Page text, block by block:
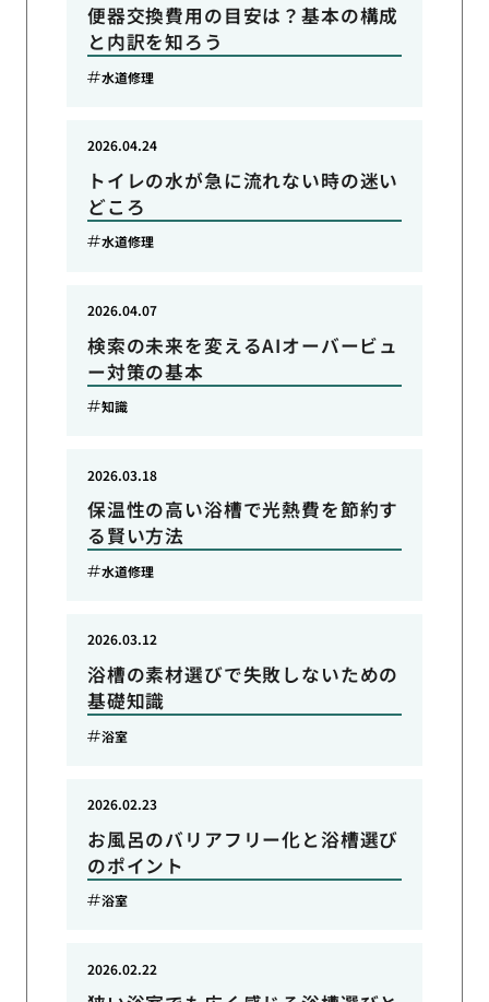
便器交換費用の目安は？基本の構成
と内訳を知ろう
水道修理
トイレの水が急に流れない時の迷い
どころ
2026.04.24
水道修理
検索の未来を変えるAIオーバービュ
ー対策の基本
2026.04.07
知識
保温性の高い浴槽で光熱費を節約す
る賢い方法
2026.03.18
水道修理
浴槽の素材選びで失敗しないための
基礎知識
2026.03.12
浴室
お風呂のバリアフリー化と浴槽選び
のポイント
2026.02.23
浴室
2026.02.22